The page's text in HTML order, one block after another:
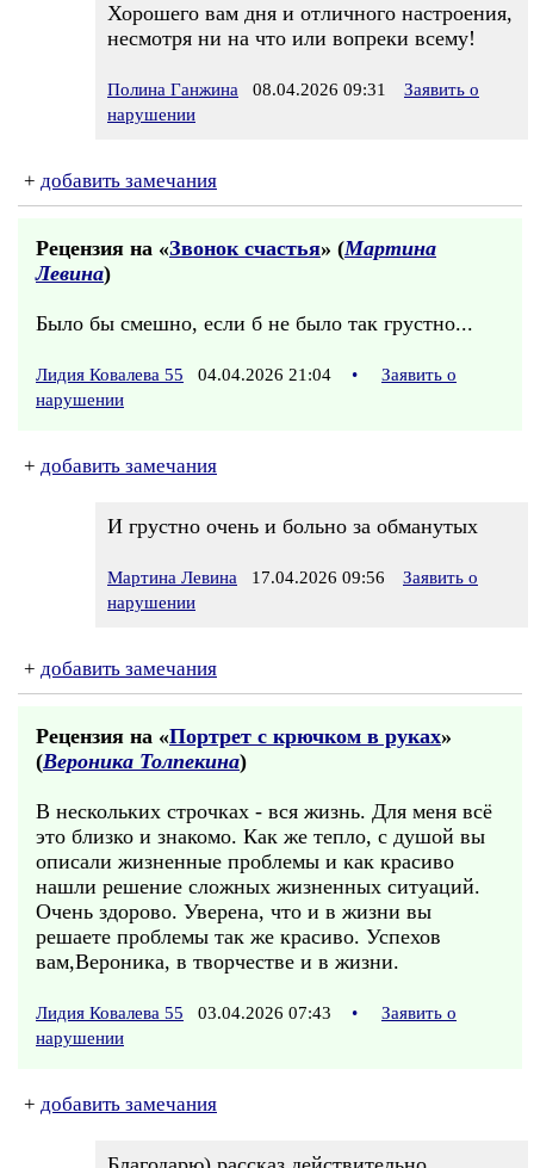
Хорошего вам дня и отличного настроения,
несмотря ни на что или вопреки всему!
Полина Ганжина 08.04.2026 09:31
Заявить о
нарушении
+ добавить замечания
Рецензия на «Звонок счастья» (Мартина
Левина)
Было бы смешно, если б не было так грустно...
Лидия Ковалева 55 04.04.2026 21:04 •
Заявить о
нарушении
+ добавить замечания
И грустно очень и больно за обманутых
Мартина Левина 17.04.2026 09:56
Заявить о
нарушении
+ добавить замечания
Рецензия на «Портрет с крючком в руках»
(Вероника Толпекина)
В нескольких строчках - вся жизнь. Для меня всё
это близко и знакомо. Как же тепло, с душой вы
описали жизненные проблемы и как красиво
нашли решение сложных жизненных ситуаций.
Очень здорово. Уверена, что и в жизни вы
решаете проблемы так же красиво. Успехов
вам,Вероника, в творчестве и в жизни.
Лидия Ковалева 55 03.04.2026 07:43 •
Заявить о
нарушении
+ добавить замечания